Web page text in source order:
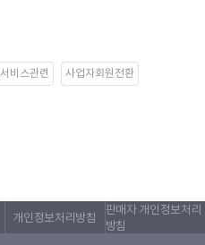
비스관련 사업자회원전환
개인정보처리방침
판매자 개인정보처리
방침